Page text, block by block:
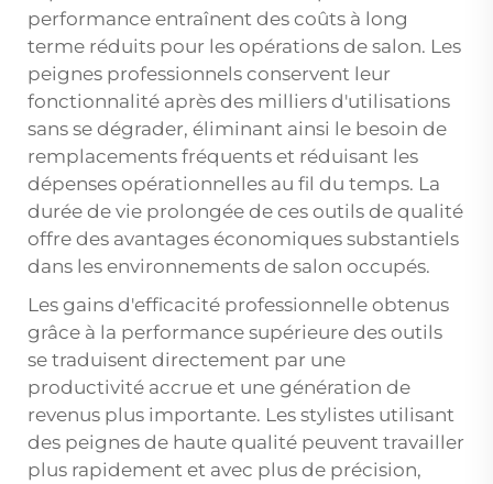
performance entraînent des coûts à long
terme réduits pour les opérations de salon. Les
peignes professionnels conservent leur
fonctionnalité après des milliers d'utilisations
sans se dégrader, éliminant ainsi le besoin de
remplacements fréquents et réduisant les
dépenses opérationnelles au fil du temps. La
durée de vie prolongée de ces outils de qualité
offre des avantages économiques substantiels
dans les environnements de salon occupés.
Les gains d'efficacité professionnelle obtenus
grâce à la performance supérieure des outils
se traduisent directement par une
productivité accrue et une génération de
revenus plus importante. Les stylistes utilisant
des peignes de haute qualité peuvent travailler
plus rapidement et avec plus de précision,